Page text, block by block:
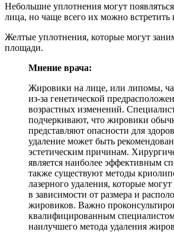
Небольшие уплотнения могут
лица, но чаще всего их можно встретить
Желтые уплотнения, которые могут
площади.
Мнение врача:
Жировики на лице, или липомы,
из-за генетической
возрастных изменений.
подчеркивают, что жировики
представляют опасности для
удаление может быть
эстетическим причинам.
является наиболее эффективным
также существуют методы
лазерного удаления, которые
в зависимости от размера и
жировиков. Важно
квалифицированным
наилучшего метода удаления